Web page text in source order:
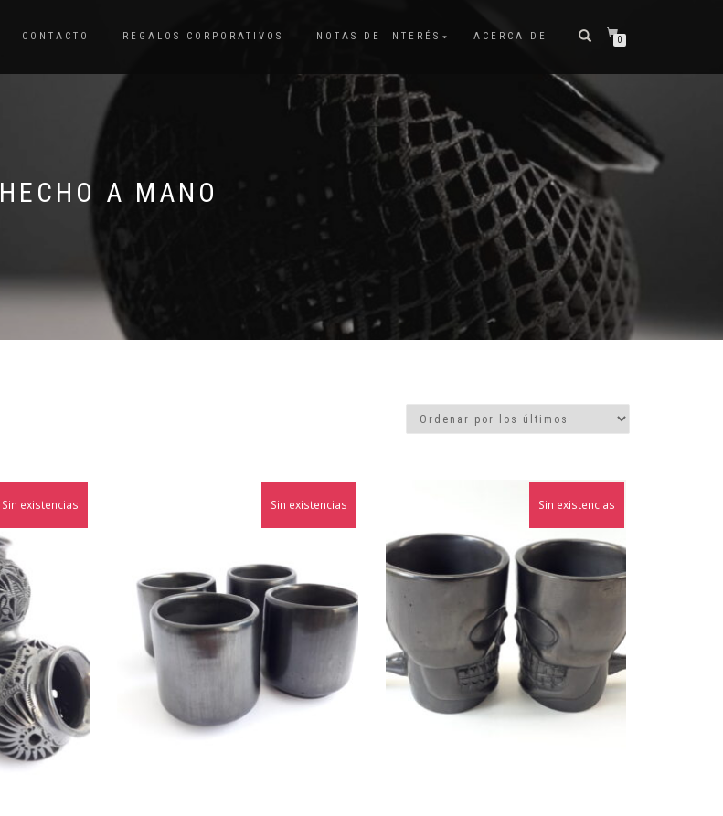
CONTACTO REGALOS CORPORATIVOS NOTAS DE INTERÉS ACERCA DE 0
HECHO A MANO
¡Oferta!
Sin existencias Sin existencias ¡Oferta!
Sin existencias